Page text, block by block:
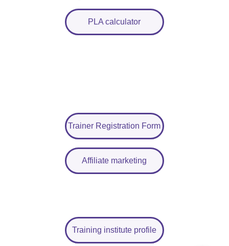
PLA calculator
Trainer Registration Form
Affiliate marketing
Training institute profile